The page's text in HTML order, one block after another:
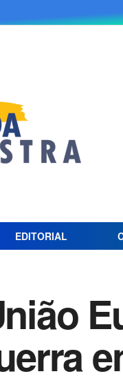
EDITORIAL